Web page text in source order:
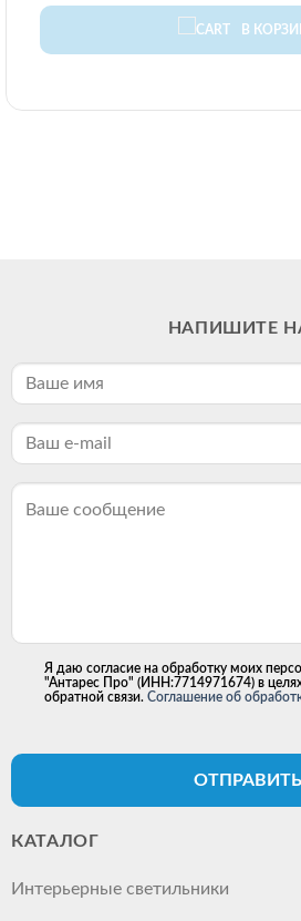
В
НАПИШИТЕ
Я даю согласие на обработку моих
"Антарес Про" (ИНН:7714971674) в целях
обратной связи. Соглашение об
ОТПРАВИТЬ
КАТАЛОГ
Интерьерные светильники